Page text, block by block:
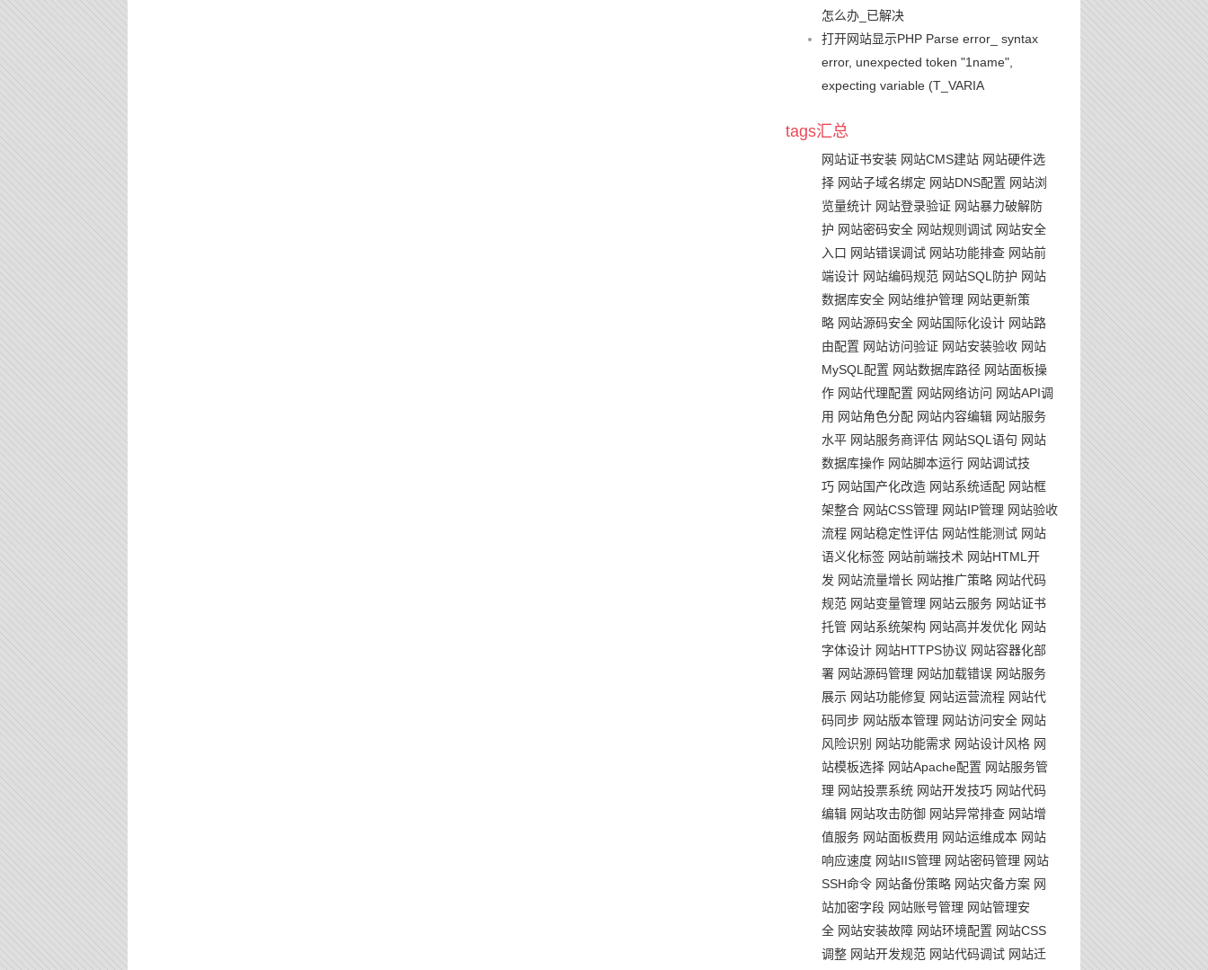
怎么办_已解决
打开网站显示PHP Parse error_ syntax
error, unexpected token "1name",
expecting variable (T_VARIA
tags汇总
网站证书安装 网站CMS建站 网站硬件选
择 网站子域名绑定 网站DNS配置 网站浏
览量统计 网站登录验证 网站暴力破解防
护 网站密码安全 网站规则调试 网站安全
入口 网站错误调试 网站功能排查 网站前
端设计 网站编码规范 网站SQL防护 网站
数据库安全 网站维护管理 网站更新策
略 网站源码安全 网站国际化设计 网站路
由配置 网站访问验证 网站安装验收 网站
MySQL配置 网站数据库路径 网站面板操
作 网站代理配置 网站网络访问 网站API调
用 网站角色分配 网站内容编辑 网站服务
水平 网站服务商评估 网站SQL语句 网站
数据库操作 网站脚本运行 网站调试技
巧 网站国产化改造 网站系统适配 网站框
架整合 网站CSS管理 网站IP管理 网站验收
流程 网站稳定性评估 网站性能测试 网站
语义化标签 网站前端技术 网站HTML开
发 网站流量增长 网站推广策略 网站代码
规范 网站变量管理 网站云服务 网站证书
托管 网站系统架构 网站高并发优化 网站
字体设计 网站HTTPS协议 网站容器化部
署 网站源码管理 网站加载错误 网站服务
展示 网站功能修复 网站运营流程 网站代
码同步 网站版本管理 网站访问安全 网站
风险识别
网站功能需求 网站设计风格 网
站模板选择 网站Apache配置 网站服务管
理 网站投票系统 网站开发技巧 网站代码
编辑 网站攻击防御 网站异常排查 网站增
值服务 网站面板费用 网站运维成本 网站
响应速度 网站IIS管理 网站密码管理 网站
SSH命令 网站备份策略 网站灾备方案 网
站加密字段 网站账号管理 网站管理安
全 网站安装故障 网站环境配置 网站CSS
调整 网站开发规范 网站代码调试 网站迁